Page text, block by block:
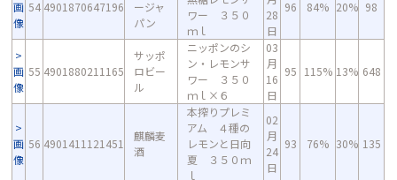
画
像
54 4901870647196
ージャ
パン
ワー ３５０
ｍｌ
28
日
96 84% 20% 98
画
像
55 4901880211165
サッポ
ロビー
ル
ニッポンのシ
ン・レモンサ
ワー ３５０
ｍｌ×６
03
月
16
日
95 115% 13% 648
画
像
56 4901411121451
麒麟麦
酒
本搾りプレミ
アム ４種の
レモンと日向
夏 ３５０ｍ
ｌ
02
月
24
日
93 76% 30% 135